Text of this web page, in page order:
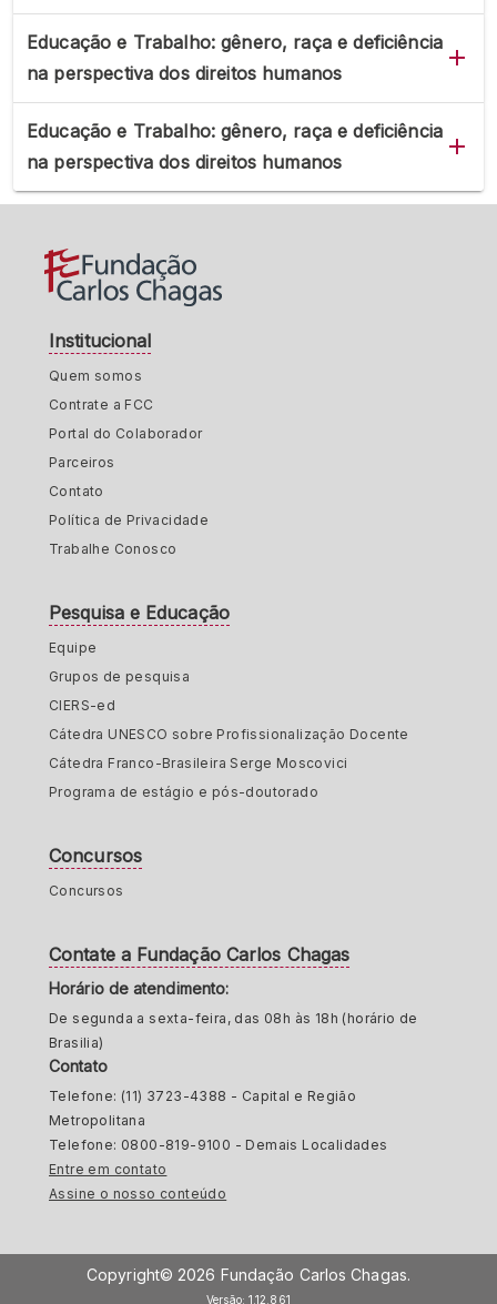
Educação e Trabalho: gênero, raça e deficiência
na perspectiva dos direitos humanos
Educação e Trabalho: gênero, raça e deficiência
na perspectiva dos direitos humanos
Institucional
Quem somos
Contrate a FCC
Portal do Colaborador
Parceiros
Contato
Política de Privacidade
Trabalhe Conosco
Pesquisa e Educação
Equipe
Grupos de pesquisa
CIERS-ed
Cátedra UNESCO sobre Profissionalização Docente
Cátedra Franco-Brasileira Serge Moscovici
Programa de estágio e pós-doutorado
Concursos
Concursos
Contate a Fundação Carlos Chagas
Horário de atendimento:
De segunda a sexta-feira, das 08h às 18h (horário de
Brasilia)
Contato
Telefone: (11) 3723-4388 - Capital e Região
Metropolitana
Telefone: 0800-819-9100 - Demais Localidades
Entre em contato
Assine o nosso conteúdo
Copyright© 2026 Fundação Carlos Chagas.
Versão: 1.12.861